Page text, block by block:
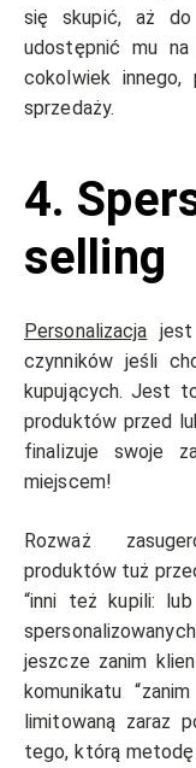
się skupić, aż do
udostępnić mu na
cokolwiek innego,
sprzedaży.
4.
selling
Personalizacja jest
czynników jeśli
kupujących. Jest
produktów przed
finalizuje swoje
miejscem!
Rozważ
produktów tuż
“inni też kupili:
jeszcze zanim
komunikatu
limitowaną zaraz
tego, którą